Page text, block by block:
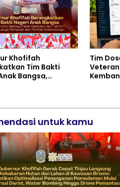
Khofifah
Tim Bakti
Bangsa,
Tim
untuk kamu